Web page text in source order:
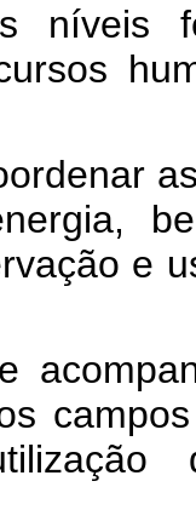
níveis
e